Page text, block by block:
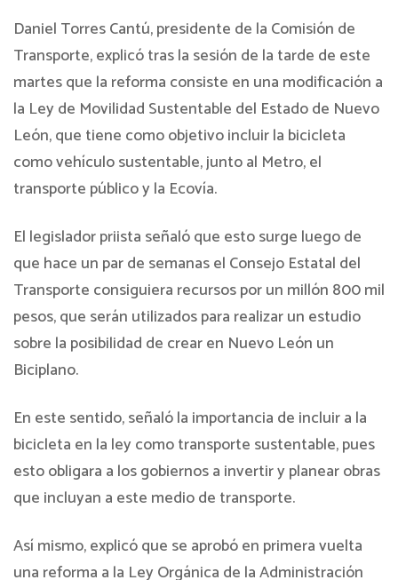
Daniel Torres Cantú, presidente de la Comisión de
Transporte, explicó tras la sesión de la tarde de este
martes que la reforma consiste en una modificación a
la Ley de Movilidad Sustentable del Estado de Nuevo
León, que tiene como objetivo incluir la bicicleta
como vehículo sustentable, junto al Metro, el
transporte público y la Ecovía.
El legislador priista señaló que esto surge luego de
que hace un par de semanas el Consejo Estatal del
Transporte consiguiera recursos por un millón 800 mil
pesos, que serán utilizados para realizar un estudio
sobre la posibilidad de crear en Nuevo León un
Biciplano.
En este sentido, señaló la importancia de incluir a la
bicicleta en la ley como transporte sustentable, pues
esto obligara a los gobiernos a invertir y planear obras
que incluyan a este medio de transporte.
Así mismo, explicó que se aprobó en primera vuelta
una reforma a la Ley Orgánica de la Administración